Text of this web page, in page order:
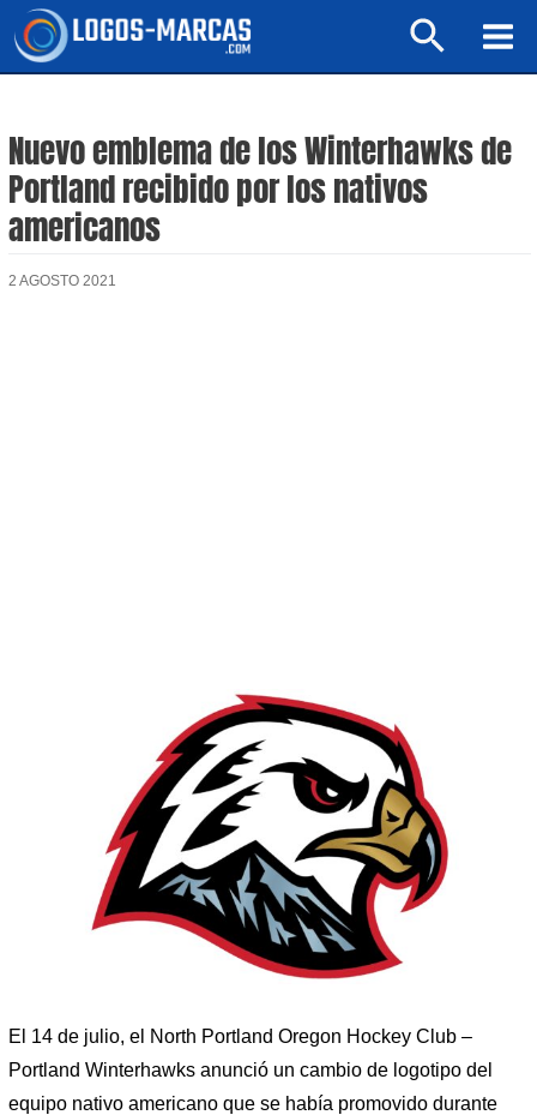
Buscar
Nuevo emblema de los Winterhawks de
Portland recibido por los nativos
americanos
2 AGOSTO 2021
El 14 de julio, el North Portland Oregon Hockey Club –
Portland Winterhawks anunció un cambio de logotipo del
equipo nativo americano que se había promovido durante